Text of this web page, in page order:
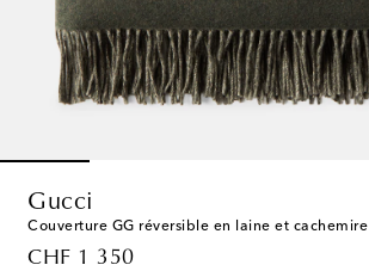
Gucci
Couverture GG réversible en laine et cachemire
CHF 1 350
original price